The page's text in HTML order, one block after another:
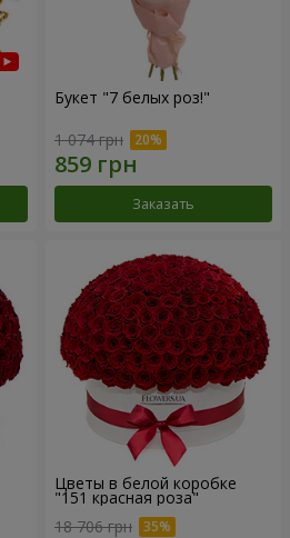
Букет "7 белых роз!"
1 074 грн
Заказать
Цветы в белой коробке
"151 красная роза"
18 706 грн